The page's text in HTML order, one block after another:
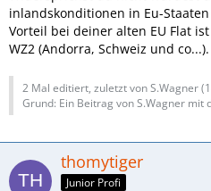
Umstellung widersprechen. Für
können allerdings höhere
entstehen. Um zu
kostenlos mit NEIN auf diese
In meinem Account sehe ich,
den Vergleich nicht.
inlandskonditionen in Eu-
Vorteil bei deiner alten EU Flat
WZ2 (Andorra, Schweiz und co...).
2 Mal editiert, zuletzt von S.Wagner (
Grund: Ein Beitrag von S.Wagner
thomytiger
Junior Profi